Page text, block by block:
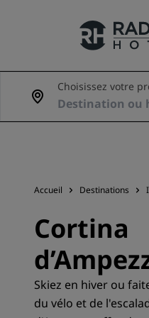
Nos enseignes
Choisissez votre
aventure
Accueil Destinations
Cortina
Skiez en hiver ou
du vélo et de